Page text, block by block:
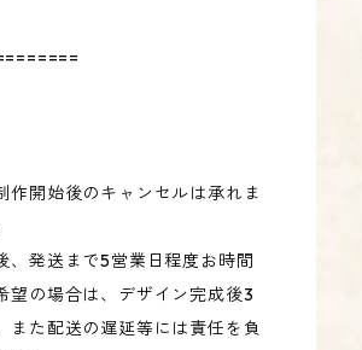
作開始後のキャンセルは承れま
、発送まで5営業日程度お時間
望の場合は、デザイン完成後3
また配送の遅延等には責任を負